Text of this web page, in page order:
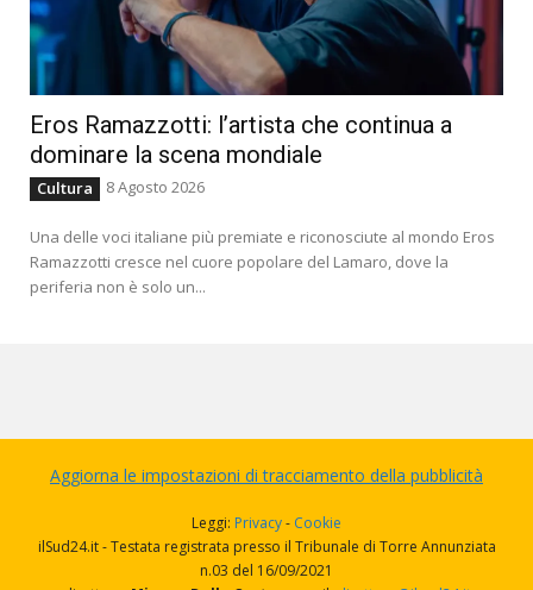
Eros Ramazzotti: l’artista che continua a
dominare la scena mondiale
Cultura 8 Agosto 2026
Una delle voci italiane più premiate e riconosciute al mondo Eros
Ramazzotti cresce nel cuore popolare del Lamaro, dove la
periferia non è solo un...
Aggiorna le impostazioni di tracciamento della pubblicità
Leggi: Privacy- Cookie
ilSud24.it - Testata registrata presso il Tribunale di Torre Annunziata
n.03 del 16/09/2021